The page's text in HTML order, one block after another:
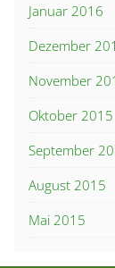
Januar 2016
Dezember
November
Oktober 2015
September
August 2015
Mai 2015